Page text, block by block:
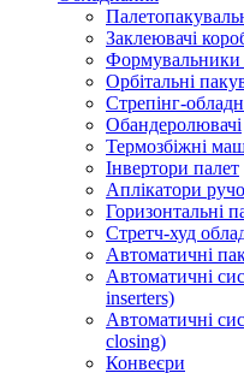
Заклеювачі
Формувальники
Орбітальні
Стрепінг-
Обандеролювачі
Термозбіжні
Інвертори палет
Аплікатори
Горизонтальні
Стретч-худ
Автоматичні
Автоматичні
inserters)
Автоматичні
closing)
Конвеєри